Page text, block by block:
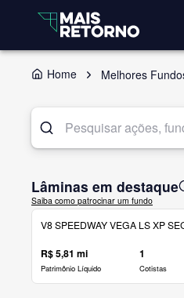
Home Melhores
Lâminas em destaque
Saiba como patrocinar um fundo
V8 SPEEDWAY VEGA LS XP
R$ 5,81 mi
Patrimônio Líquido
1
Cotistas